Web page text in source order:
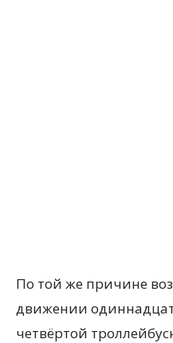
По той же причине
движении
четвёртой